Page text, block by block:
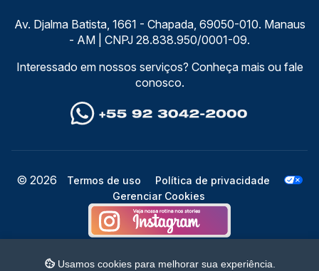
Av. Djalma Batista, 1661 - Chapada, 69050-010. Manaus
- AM | CNPJ 28.838.950/0001-09.
Interessado em nossos serviços? Conheça mais ou fale
conosco.
© 2026 Termos de uso
Política de privacidade
Gerenciar Cookies
Usamos cookies para melhorar sua experiência.